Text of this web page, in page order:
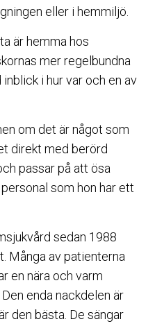
eller i hemmiljö.
är hemma hos
mer regelbundna
i hur var och en av
om det är något som
direkt med berörd
passar på att ösa
som hon har ett
sedan 1988
Många av patienterna
en nära och varm
enda nackdelen är
den bästa. De sängar